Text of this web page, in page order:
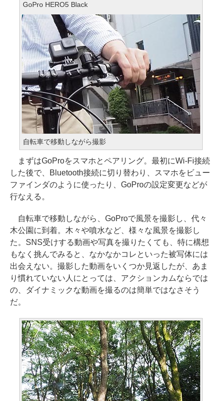
GoPro HERO5 Black
自転車で移動しながら撮影
まずはGoProをスマホとペアリング。最初にWi-Fi接続
した後で、Bluetooth接続に切り替わり、スマホをビュー
ファインダのように使ったり、GoProの設定変更などが
行なえる。
自転車で移動しながら、GoProで風景を撮影し、代々
木公園に到着。木々や噴水など、様々な風景を撮影し
た。SNS受けする動画や写真を撮りたくても、特に構想
もなく挑んでみると、なかなかコレといった被写体には
出会えない。撮影した動画をいくつか見返したが、あま
り慣れていない人にとっては、アクションカムならでは
の、ダイナミックな動画を撮るのは簡単ではなさそう
だ。